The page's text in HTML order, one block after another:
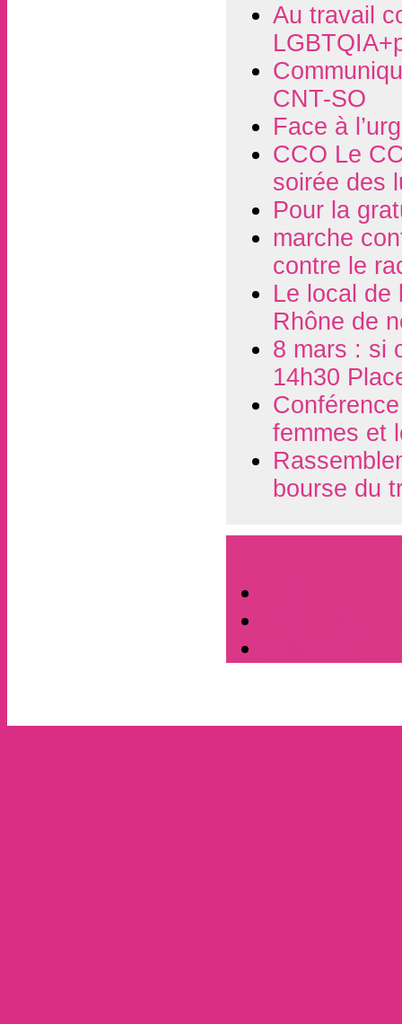
Au travail
CNT-SO
Face à
CCO Le
soirée des
Pour la
marche
contre le
Le local de
Rhône de
8 mars : si
14h30
femmes et
bourse du